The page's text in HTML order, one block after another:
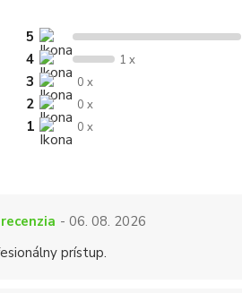
5
4
1 x
3 0 x
2 0 x
1 0 x
- 06. 08. 2026
prístup.